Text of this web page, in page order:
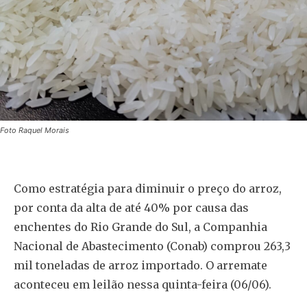
Foto Raquel Morais
Como estratégia para diminuir o preço do arroz,
por conta da alta de até 40% por causa das
enchentes do Rio Grande do Sul, a Companhia
Nacional de Abastecimento (Conab) comprou 263,3
mil toneladas de arroz importado. O arremate
aconteceu em leilão nessa quinta-feira (06/06).